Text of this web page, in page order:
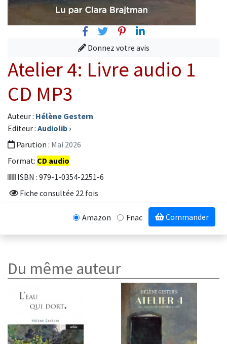
FacebookTwitterPinterest
Linkedin
Donnez votre avis
Atelier 4: Livre audio 1
CD MP3
Auteur : Hélène Gestern
Editeur : Audiolib ›
Parution : Mai 2026
Format: CD audio
ISBN : 979-1-0354-2251-6
Fiche consultée 22 fois
Amazon Fnac Commander
Du même auteur